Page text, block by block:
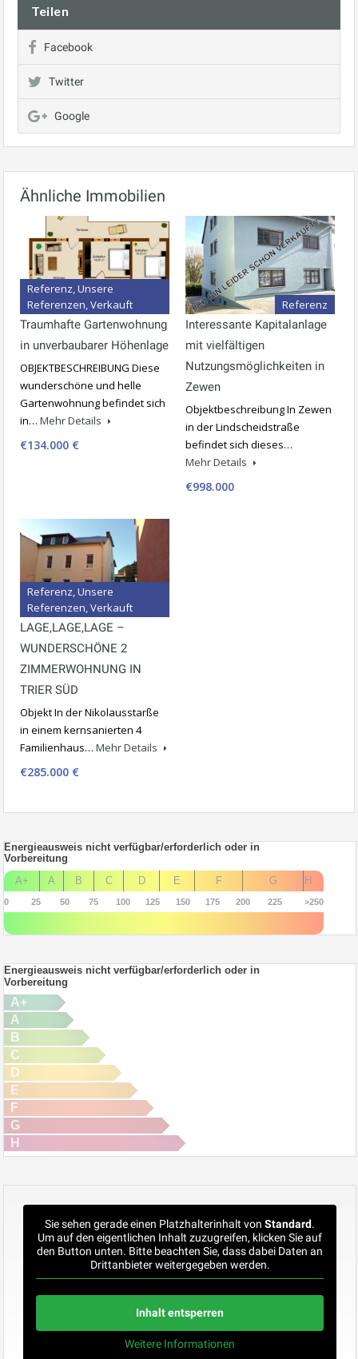
Teilen
Facebook
Twitter
Google
Ähnliche Immobilien
Referenz, Unsere
Referenzen, Verkauft
Traumhafte Gartenwohnung
in unverbaubarer Höhenlage
OBJEKTBESCHREIBUNG Diese
wunderschöne und helle
Gartenwohnung befindet sich
in… Mehr Details
€134.000 €
Referenz
Interessante Kapitalanlage
mit vielfältigen
Nutzungsmöglichkeiten in
Zewen
Objektbeschreibung In Zewen
in der Lindscheidstraße
befindet sich dieses…
Mehr Details
€998.000
Referenz, Unsere
Referenzen, Verkauft
LAGE,LAGE,LAGE –
WUNDERSCHÖNE 2
ZIMMERWOHNUNG IN
TRIER SÜD
Objekt In der Nikolausstarße
in einem kernsanierten 4
Familienhaus… Mehr Details
€285.000 €
Energieausweis nicht verfügbar/erforderlich oder in
Vorbereitung
A+
A B C D E F G H
0 25 50 75 100 125 150 175 200 225 >250
Energieausweis nicht verfügbar/erforderlich oder in
Vorbereitung
A+
A
B
C
D
E
F
G
H
Sie sehen gerade einen Platzhalterinhalt von Standard.
Um auf den eigentlichen Inhalt zuzugreifen, klicken Sie auf
den Button unten. Bitte beachten Sie, dass dabei Daten an
Drittanbieter weitergegeben werden.
Inhalt entsperren
Weitere Informationen